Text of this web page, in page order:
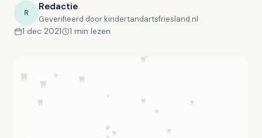
R Redactie
Geverifieerd door kindertandartsfriesland.nl
1 dec 2021 1 min lezen